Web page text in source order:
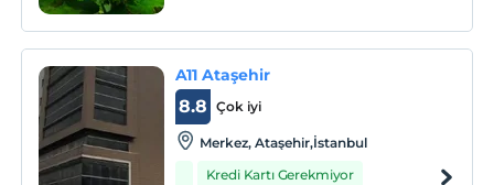
A11 Ataşehir
Çok iyi
8.8
Merkez, Ataşehir,İstanbul
Kredi Kartı Gerekmiyor